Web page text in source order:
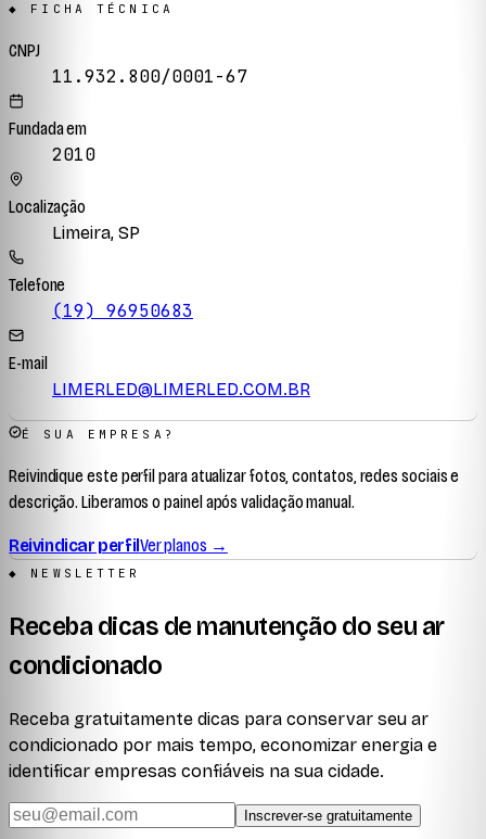
◆ FICHA TÉCNICA
CNPJ
11.932.800/0001-67
Fundada em
2010
Localização
Limeira, SP
Telefone
(19) 96950683
E-mail
LIMERLED@LIMERLED.COM.BR
É SUA EMPRESA?
Reivindique este perfil para atualizar fotos, contatos, redes sociais e
descrição. Liberamos o painel após validação manual.
Reivindicar perfilVer planos →
◆ NEWSLETTER
Receba dicas de manutenção do seu ar
condicionado
Receba gratuitamente dicas para conservar seu ar
condicionado por mais tempo, economizar energia e
identificar empresas confiáveis na sua cidade.
Inscrever-se gratuitamente